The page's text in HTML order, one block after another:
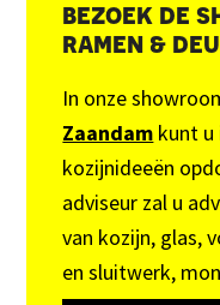
bezoek de
ramen &
In onze
Zaandam kunt u
kozijnideeën
adviseur zal u
van kozijn, glas,
en sluitwerk,